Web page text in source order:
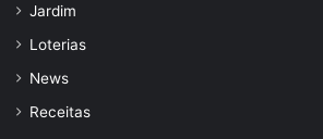
Jardim
Loterias
News
Receitas